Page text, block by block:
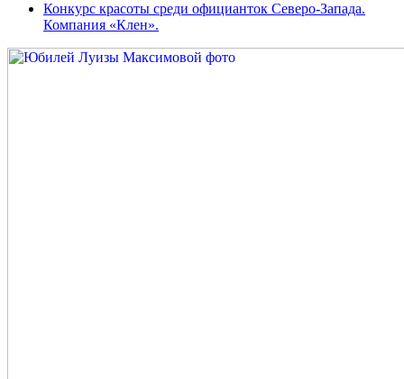
Конкурс красоты среди официанток Северо-Запада.
Компания «Клен».